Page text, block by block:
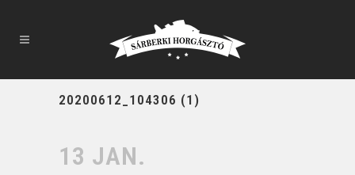
20200612_104306 (1)
13 JAN.